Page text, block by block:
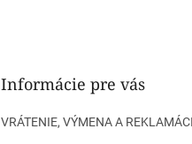
Informácie pre vás
VRÁTENIE, VÝMENA A